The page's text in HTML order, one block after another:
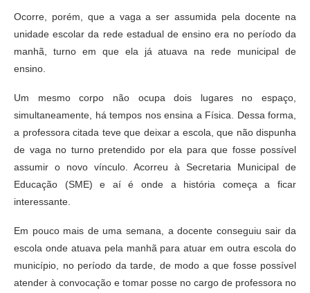
Ocorre, porém, que a vaga a ser assumida pela docente na
unidade escolar da rede estadual de ensino era no período da
manhã, turno em que ela já atuava na rede municipal de
ensino.
Um mesmo corpo não ocupa dois lugares no espaço,
simultaneamente, há tempos nos ensina a Física. Dessa forma,
a professora citada teve que deixar a escola, que não dispunha
de vaga no turno pretendido por ela para que fosse possível
assumir o novo vínculo. Acorreu à Secretaria Municipal de
Educação (SME) e aí é onde a história começa a ficar
interessante.
Em pouco mais de uma semana, a docente conseguiu sair da
escola onde atuava pela manhã para atuar em outra escola do
município, no período da tarde, de modo a que fosse possível
atender à convocação e tomar posse no cargo de professora no